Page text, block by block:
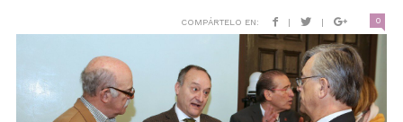
COMPÁRTELO EN: | | 0